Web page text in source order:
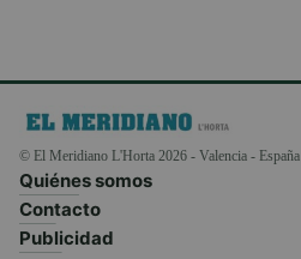
© El Meridiano L'Horta 2026 - Valencia - España
Quiénes somos
Contacto
Publicidad